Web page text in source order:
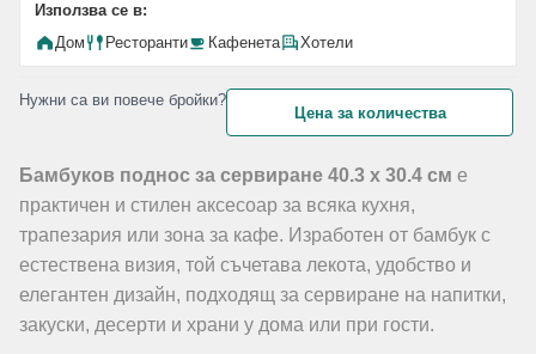
Използва се в:
Дом
Ресторанти Кафенета Хотели
Нужни са ви повече бройки?
Цена за количества
Бамбуков поднос за сервиране 40.3 x 30.4 см е
практичен и стилен аксесоар за всяка кухня,
трапезария или зона за кафе. Изработен от бамбук с
естествена визия, той съчетава лекота, удобство и
елегантен дизайн, подходящ за сервиране на напитки,
закуски, десерти и храни у дома или при гости.